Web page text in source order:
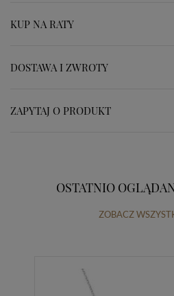
KUP NA RATY
DOSTAWA I ZWROTY
ZAPYTAJ O PRODUKT
OSTATNIO
ZOBACZ